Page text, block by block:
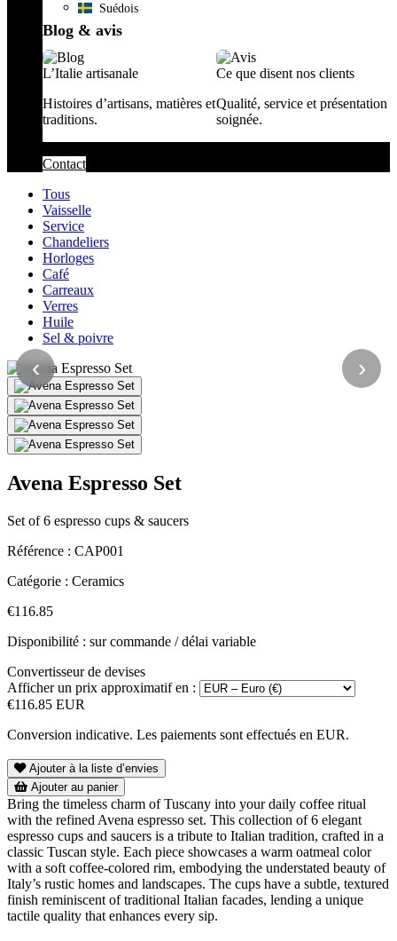
Suédois
Blog & avis
L’Italie artisanale
Histoires d’artisans, matières et
traditions.
Ce que disent nos clients
Qualité, service et présentation
soignée.
Contact
Tous
Vaisselle
Service
Chandeliers
Horloges
Café
Carreaux
Verres
Huile
Sel & poivre
‹ ›
Avena Espresso Set
Set of 6 espresso cups & saucers
Référence : CAP001
Catégorie : Ceramics
€116.85
Disponibilité : sur commande / délai variable
Convertisseur de devises
Afficher un prix approximatif en :
€116.85 EUR
Conversion indicative. Les paiements sont effectués en EUR.
Ajouter à la liste d’envies
Ajouter au panier
Bring the timeless charm of Tuscany into your daily coffee ritual
with the refined Avena espresso set. This collection of 6 elegant
espresso cups and saucers is a tribute to Italian tradition, crafted in a
classic Tuscan style. Each piece showcases a warm oatmeal color
with a soft coffee-colored rim, embodying the understated beauty of
Italy’s rustic homes and landscapes. The cups have a subtle, textured
finish reminiscent of traditional Italian facades, lending a unique
tactile quality that enhances every sip.